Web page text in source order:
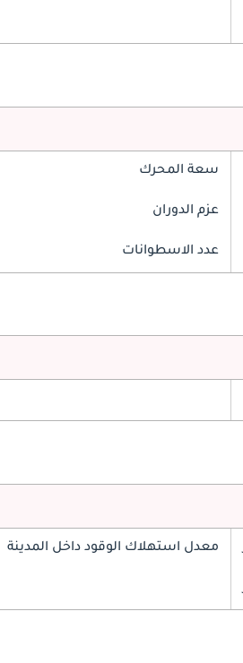
سعة المحرك
عزم الدوران
عدد الاسطوانات
معدل استهلاك الوقود داخل المدينة